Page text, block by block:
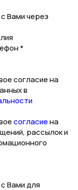
Вами через
*
согласие на
в
согласиена
рассылок и
Вами для